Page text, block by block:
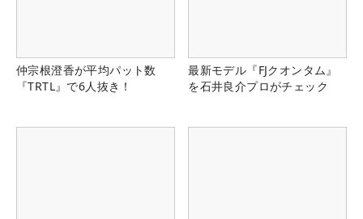
仲宗根澄香が平均パット数
『TRTL』で6人抜き！
最新モデル『FJクオンタム』
を石井良介プロがチェック